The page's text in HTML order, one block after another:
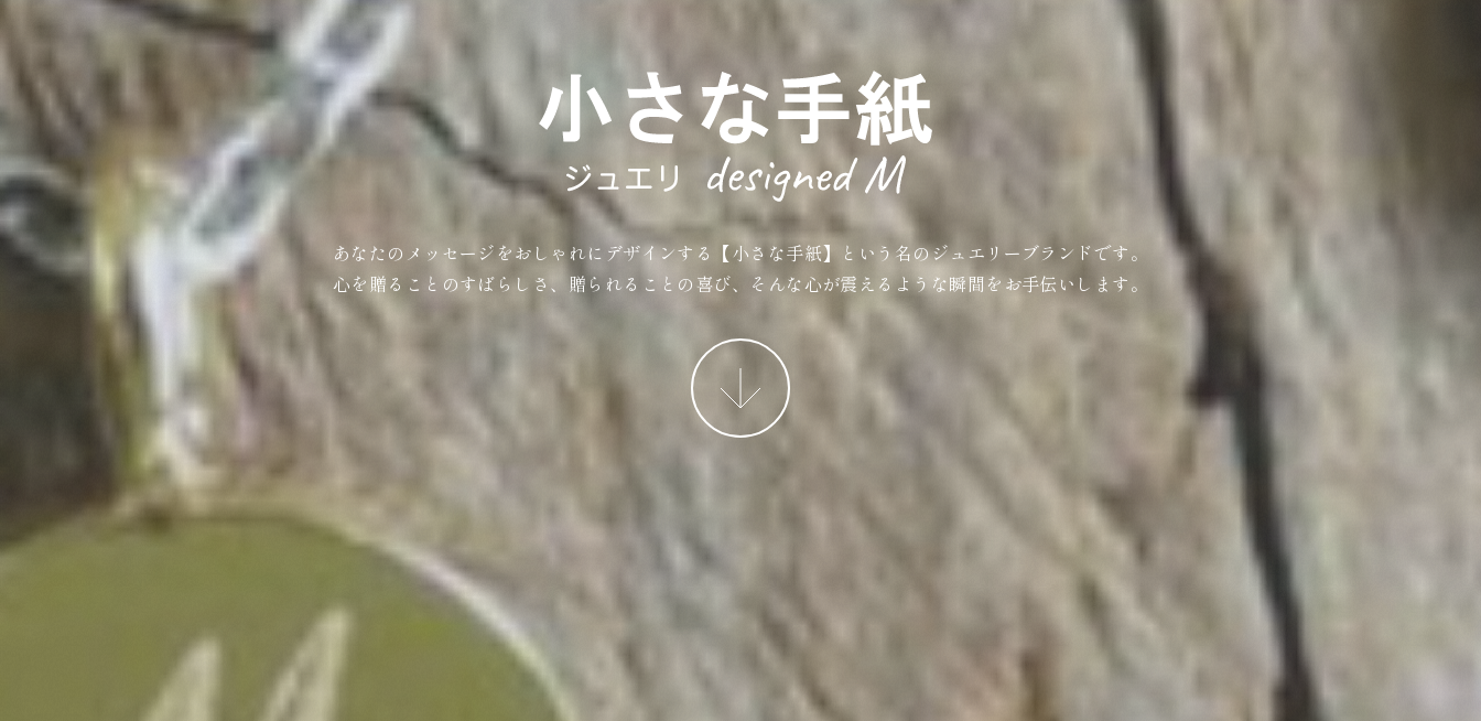
あなたのメッセージをおしゃれにデザインする【小さな手紙】という名のジュエリーブランドです。
心を贈ることのすばらしさ、贈られることの喜び、そんな心が震えるような瞬間をお手伝いします。
More